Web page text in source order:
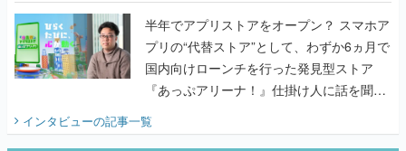
半年でアプリストアをオープン？ スマホア
プリの“代替ストア”として、わずか6ヵ月で
国内向けローンチを行った発見型ストア
『あっぷアリーナ！』仕掛け人に話を聞い
てみた
インタビューの記事一覧